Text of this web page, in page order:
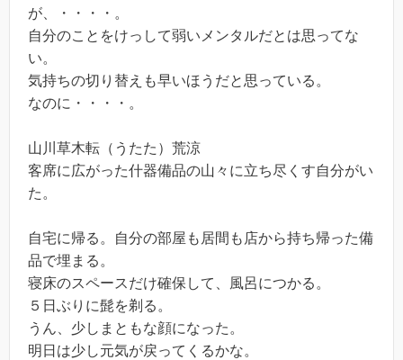
が、・・・・。
自分のことをけっして弱いメンタルだとは思ってな
い。
気持ちの切り替えも早いほうだと思っている。
なのに・・・・。
山川草木転（うたた）荒涼
客席に広がった什器備品の山々に立ち尽くす自分がい
た。
自宅に帰る。自分の部屋も居間も店から持ち帰った備
品で埋まる。
寝床のスペースだけ確保して、風呂につかる。
５日ぶりに髭を剃る。
うん、少しまともな顔になった。
明日は少し元気が戻ってくるかな。